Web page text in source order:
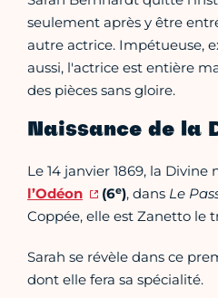
seulement après y être
autre actrice. Impétueuse,
aussi, l'actrice est entière
des pièces sans gloire.
Naissance de la
Le 14 janvier 1869, la Divine
l’Odéon
(6e), dans Le
Coppée, elle est Zanetto le
Sarah se révèle dans ce
dont elle fera sa spécialité.